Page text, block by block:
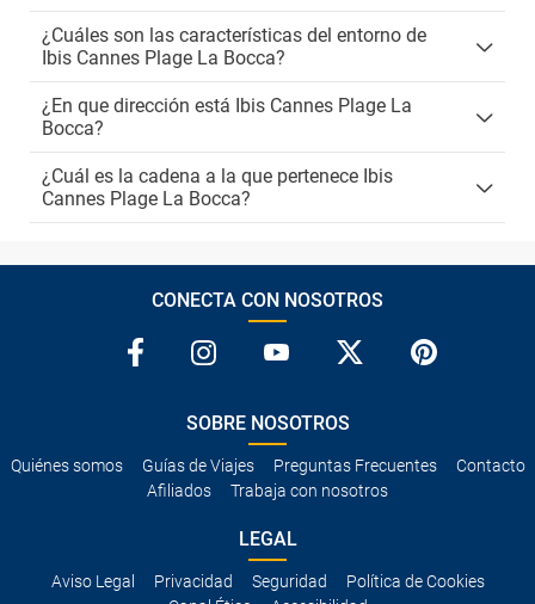
¿Cuáles son las características del entorno de
Ibis Cannes Plage La Bocca?
¿En que dirección está Ibis Cannes Plage La
Bocca?
¿Cuál es la cadena a la que pertenece Ibis
Cannes Plage La Bocca?
CONECTA CON NOSOTROS
SOBRE NOSOTROS
Quiénes somos Guías de Viajes Preguntas Frecuentes
Contacto
Afiliados
Trabaja con nosotros
LEGAL
Aviso Legal Privacidad Seguridad
Política de Cookies